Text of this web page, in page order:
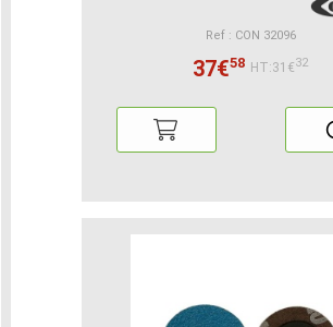
Ref : CON 32096
37€58 HT:31€32